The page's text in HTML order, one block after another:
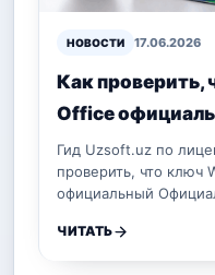
НОВОСТИ 17.06.2026
Как проверить,
Office
Гид Uzsoft.uz по
проверить, что ключ
официальный
ЧИТАТЬ